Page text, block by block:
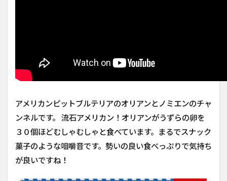
アメリカンピットブルテリアのオリアンとノミエンのチャ
ンネルです。 流石アメリカン！オリアンがうずらの卵を
３０個ほどむしゃむしゃと食べています。まるでスナック
菓子のような咀嚼音です。勢いの良い食べっぷりで気持ち
が良いですね！